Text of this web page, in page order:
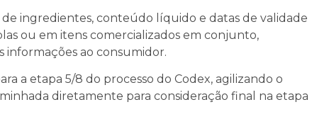
de ingredientes, conteúdo líquido e datas de validade
ou em itens comercializados em conjunto,
informações ao consumidor.
a etapa 5/8 do processo do Codex, agilizando o
diretamente para consideração final na etapa